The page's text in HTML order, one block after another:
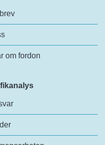
om fordon